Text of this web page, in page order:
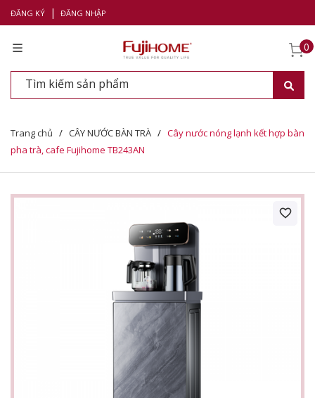
ĐĂNG KÝ | ĐĂNG NHẬP
0
Trang chủ / CÂY NƯỚC BÀN TRÀ / Cây nước nóng lạnh kết hợp bàn
pha trà, cafe Fujihome TB243AN